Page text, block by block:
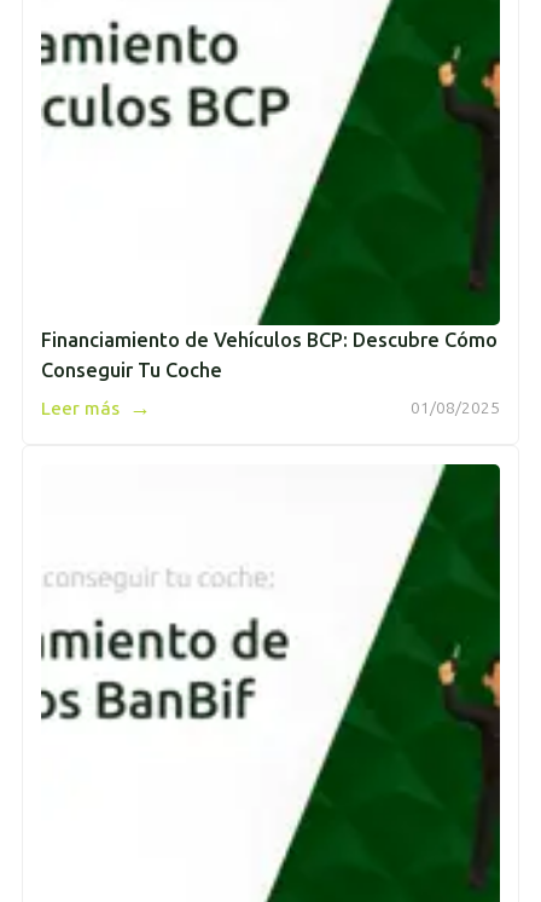
Financiamiento de Vehículos BCP: Descubre Cómo
Conseguir Tu Coche
01/08/2025
Leer más →